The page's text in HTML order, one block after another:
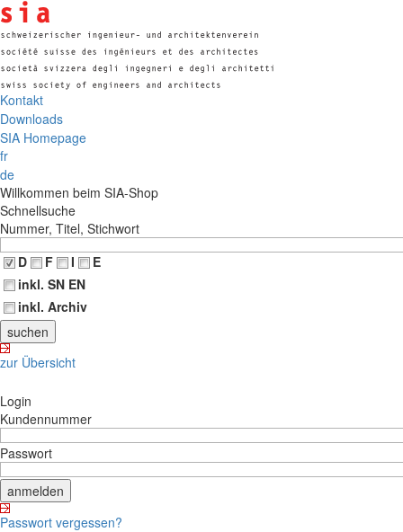
Kontakt
Downloads
SIA Homepage
fr
de
Willkommen beim SIA-Shop
Schnellsuche
Nummer, Titel, Stichwort
D
F I
E
inkl. SN EN
inkl. Archiv
zur Übersicht
Login
Kundennummer
Passwort
Passwort vergessen?